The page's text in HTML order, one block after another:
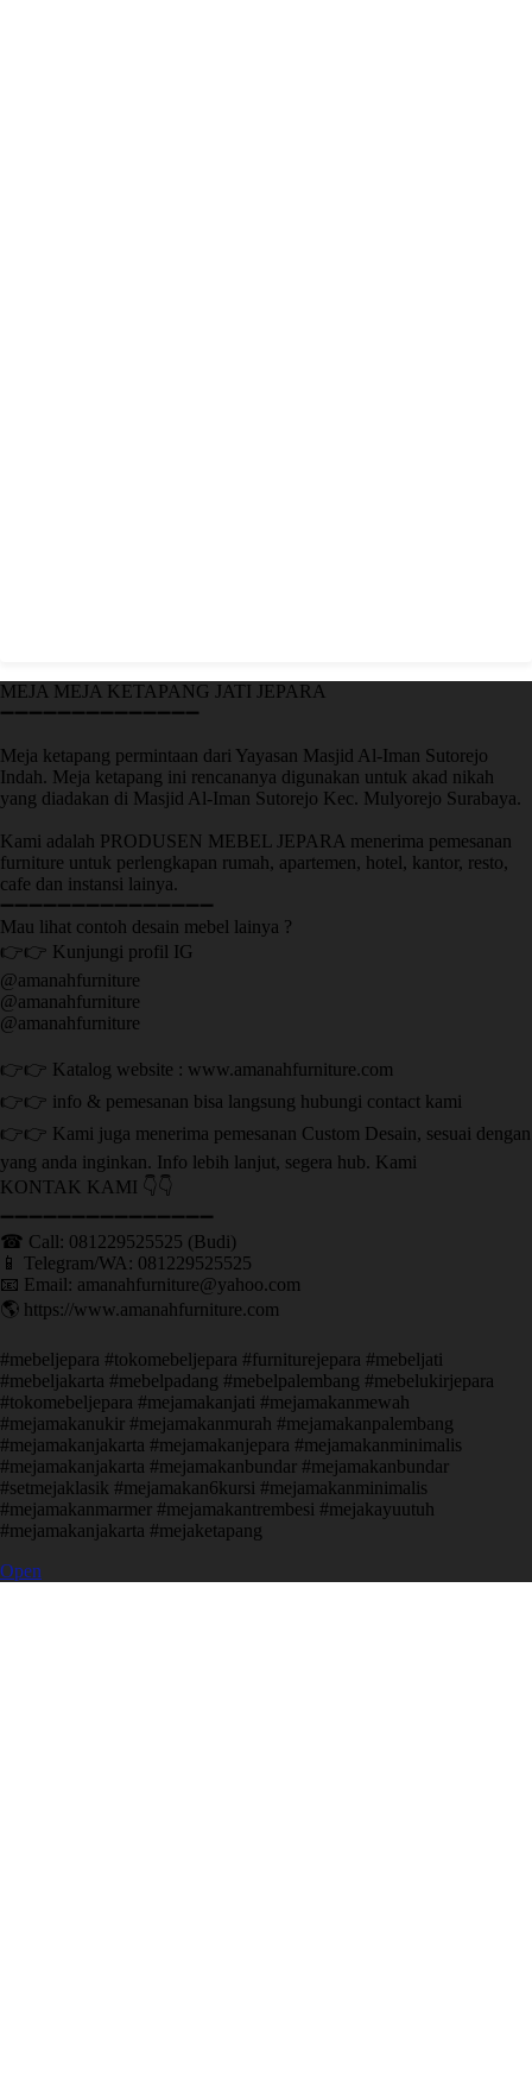
MEJA MEJA KETAPANG JATI JEPARA
➖➖➖➖➖➖➖➖➖➖➖➖➖➖
Meja ketapang permintaan dari Yayasan Masjid Al-Iman Sutorejo
Indah. Meja ketapang ini rencananya digunakan untuk akad nikah
yang diadakan di Masjid Al-Iman Sutorejo Kec. Mulyorejo Surabaya.
Kami adalah PRODUSEN MEBEL JEPARA menerima pemesanan
furniture untuk perlengkapan rumah, apartemen, hotel, kantor, resto,
cafe dan instansi lainya.
➖➖➖➖➖➖➖➖➖➖➖➖➖➖➖
Mau lihat contoh desain mebel lainya ?
👉👉 Kunjungi profil IG
@amanahfurniture
@amanahfurniture
@amanahfurniture
👉👉 Katalog website : www.amanahfurniture.com
👉👉 info & pemesanan bisa langsung hubungi contact kami
👉👉 Kami juga menerima pemesanan Custom Desain, sesuai dengan
yang anda inginkan. Info lebih lanjut, segera hub. Kami
KONTAK KAMI 👇👇
➖➖➖➖➖➖➖➖➖➖➖➖➖➖➖ ㅤ
☎ Call: 081229525525 (Budi)
📱 Telegram/WA: 081229525525
📧 Email: amanahfurniture@yahoo.com
🌎 https://www.amanahfurniture.com
#mebeljepara #tokomebeljepara #furniturejepara #mebeljati
#mebeljakarta #mebelpadang #mebelpalembang #mebelukirjepara
#tokomebeljepara #mejamakanjati #mejamakanmewah
#mejamakanukir #mejamakanmurah #mejamakanpalembang
#mejamakanjakarta #mejamakanjepara #mejamakanminimalis
#mejamakanjakarta #mejamakanbundar #mejamakanbundar
#setmejaklasik #mejamakan6kursi #mejamakanminimalis
#mejamakanmarmer #mejamakantrembesi #mejakayuutuh
#mejamakanjakarta #mejaketapang
Open